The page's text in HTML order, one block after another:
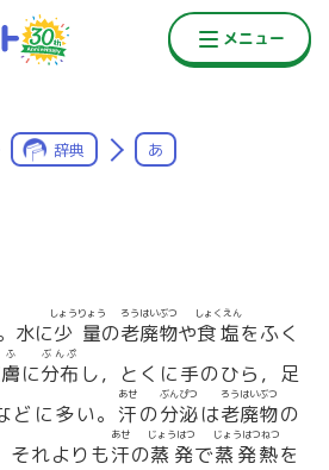
辞典 あ
水に少量
しょうりょう
の老廃物
ろうはいぶつ
や食塩
しょくえん
をふく
に分布
ぶんぷ
し，とくに手のひら，足
に多い。 汗
あせ
の分泌
ぶんぴつ
は老廃物
ろうはいぶつ
の
それよりも汗
あせ
の蒸発
じょうはつ
で蒸発熱
じょうはつねつ
を